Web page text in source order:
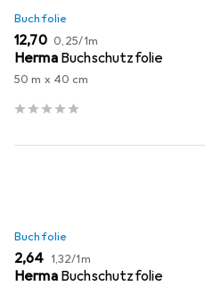
Buchfolie
EUR
12,70 EUR
0,25/1m
Herma Buchschutzfolie
50 m x 40 cm
Buchfolie
EUR
2,64 EUR
1,32/1m
Herma Buchschutzfolie